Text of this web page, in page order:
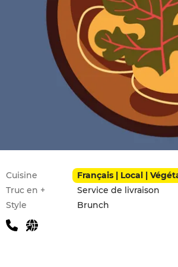
Infos pratiques
Cuisine
Français | Local |
Truc en +
Service de livraison
Style
Brunch